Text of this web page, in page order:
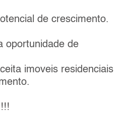
de crescimento.
oportunidade de
imoveis residenciais